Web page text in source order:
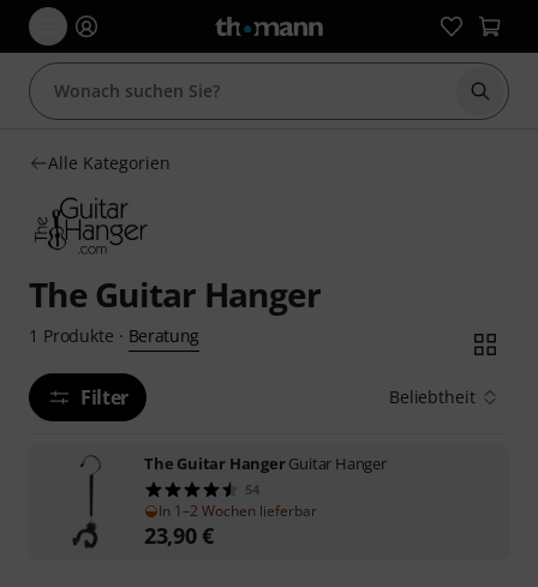
Suche
Alle Kategorien
The Guitar Hanger
1 Produkte · Beratung
Filter Beliebtheit
The Guitar HangerGuitar Hanger
54
In 1–2 Wochen lieferbar
23,90€